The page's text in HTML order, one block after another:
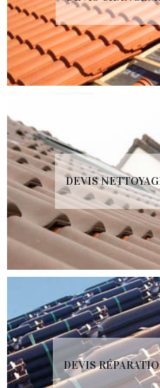
DEVIS
DEVIS